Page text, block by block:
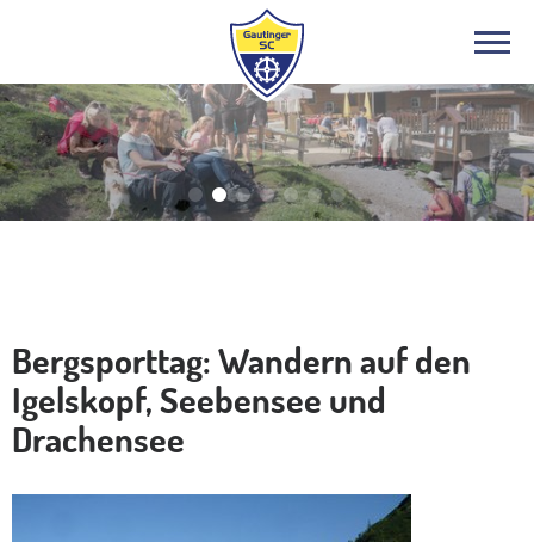
Bergsporttag: Wandern auf den
Igelskopf, Seebensee und
Drachensee